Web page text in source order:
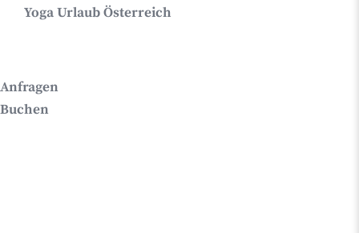
Yoga Urlaub Österreich
Anfragen
Buchen